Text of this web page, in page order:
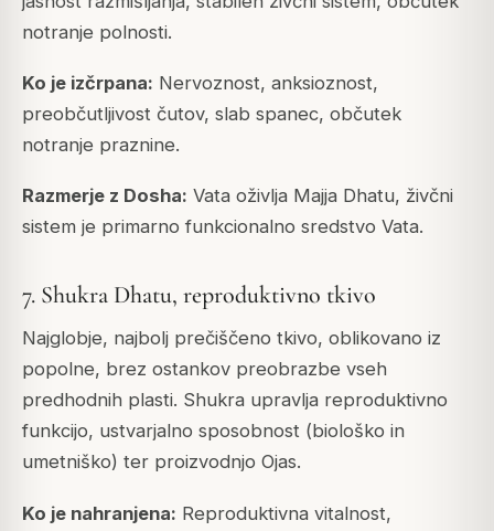
notranje polnosti.
Ko je izčrpana: Nervoznost, anksioznost,
preobčutljivost čutov, slab spanec, občutek
notranje praznine.
Razmerje z Dosha: Vata oživlja Majja Dhatu, živčni
sistem je primarno funkcionalno sredstvo Vata.
7. Shukra Dhatu, reproduktivno tkivo
Najglobje, najbolj prečiščeno tkivo, oblikovano iz
popolne, brez ostankov preobrazbe vseh
predhodnih plasti. Shukra upravlja reproduktivno
funkcijo, ustvarjalno sposobnost (biološko in
umetniško) ter proizvodnjo Ojas.
Ko je nahranjena: Reproduktivna vitalnost,